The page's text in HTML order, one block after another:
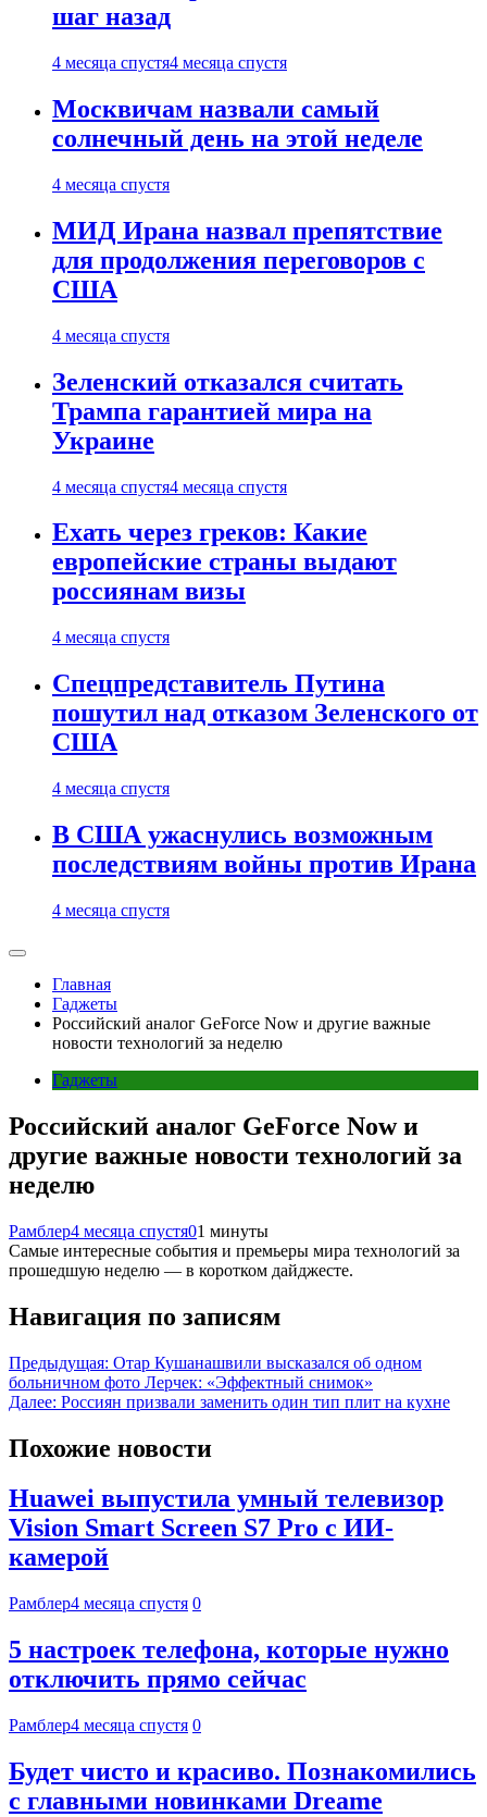
шаг назад
4 месяца спустя4 месяца спустя
Москвичам назвали самый
солнечный день на этой неделе
4 месяца спустя
МИД Ирана назвал препятствие
для продолжения переговоров с
США
4 месяца спустя
Зеленский отказался считать
Трампа гарантией мира на
Украине
4 месяца спустя4 месяца спустя
Ехать через греков: Какие
европейские страны выдают
россиянам визы
4 месяца спустя
Спецпредставитель Путина
пошутил над отказом Зеленского от
США
4 месяца спустя
В США ужаснулись возможным
последствиям войны против Ирана
4 месяца спустя
Главная
Гаджеты
Российский аналог GeForce Now и другие важные
новости технологий за неделю
Гаджеты
Российский аналог GeForce Now и
другие важные новости технологий за
неделю
Рамблер4 месяца спустя01 минуты
Самые интересные события и премьеры мира технологий за
прошедшую неделю — в коротком дайджесте.
Навигация по записям
Предыдущая: Отар Кушанашвили высказался об одном
больничном фото Лерчек: «Эффектный снимок»
Далее: Россиян призвали заменить один тип плит на кухне
Похожие новости
Huawei выпустила умный телевизор
Vision Smart Screen S7 Pro с ИИ-
камерой
Рамблер4 месяца спустя 0
5 настроек телефона, которые нужно
отключить прямо сейчас
Рамблер4 месяца спустя 0
Будет чисто и красиво. Познакомились
с главными новинками Dreame